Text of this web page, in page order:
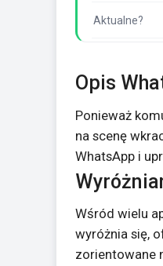
Aktualne?
Opis
Ponieważ
na scenę
WhatsApp i
Wśród wielu
wyróżnia się,
zorientowane